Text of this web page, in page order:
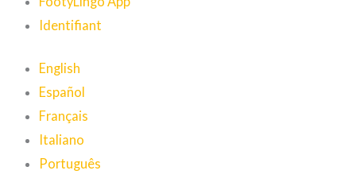
Identifiant
English
Español
Français
Italiano
Português